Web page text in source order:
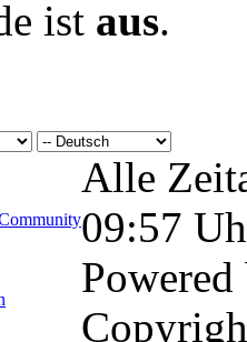
ist aus.
Alle
09:57